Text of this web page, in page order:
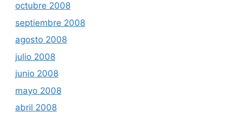
octubre 2008
septiembre 2008
agosto 2008
julio 2008
junio 2008
mayo 2008
abril 2008